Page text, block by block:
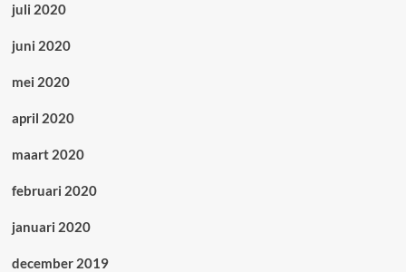
juli 2020
juni 2020
mei 2020
april 2020
maart 2020
februari 2020
januari 2020
december 2019